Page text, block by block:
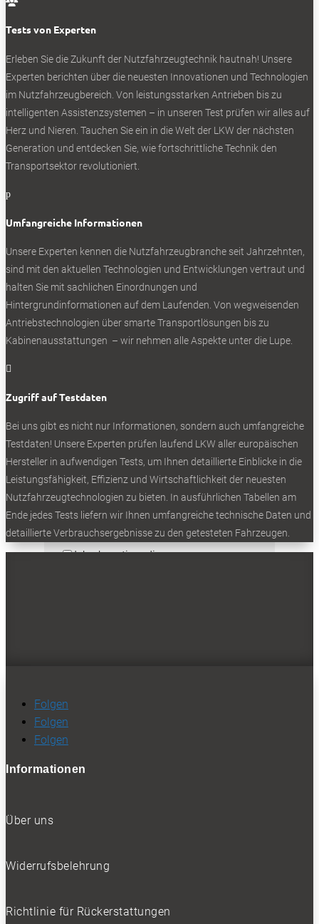
spürbaren Abstriche geben. Jene
480-PS-Versionen des 12,8-Liter-Motors OM471
für 200 Nm zusätzlich in den Gängen 7 bis 12 –
was das niedrigere Drehzahlniveau am Berg
kompensieren sollte.
Detail am Rande: Die strömungsgünstigen
Standardbereifung.
NEWSLETTER
Erhalten Sie die neuesten News und
Hinweise auf aktuelle Tests direkt in Ihren
Posteingang
Ich akzeptiere die
Tests von Experten
Erleben Sie die Zukunft der Nutzfahrzeugtechnik hautnah! Unsere
Experten berichten über die neuesten Innovationen und Technologien
im Nutzfahrzeugbereich. Von leistungsstarken Antrieben bis zu
intelligenten Assistenzsystemen – in unseren Test prüfen wir alles auf
Herz und Nieren. Tauchen Sie ein in die Welt der LKW der nächsten
Generation und entdecken Sie, wie fortschrittliche Technik den
Transportsektor revolutioniert.
p
Umfangreiche Informationen
Unsere Experten kennen die Nutzfahrzeugbranche seit Jahrzehnten,
sind mit den aktuellen Technologien und Entwicklungen vertraut und
halten Sie mit sachlichen Einordnungen und
Hintergrundinformationen auf dem Laufenden. Von wegweisenden
Antriebstechnologien über smarte Transportlösungen bis zu
Kabinenausstattungen – wir nehmen alle Aspekte unter die Lupe.

Zugriff auf Testdaten
Bei uns gibt es nicht nur Informationen, sondern auch umfangreiche
Testdaten! Unsere Experten prüfen laufend LKW aller europäischen
Hersteller in aufwendigen Tests, um Ihnen detaillierte Einblicke in die
Leistungsfähigkeit, Effizienz und Wirtschaftlichkeit der neuesten
Nutzfahrzeugtechnologien zu bieten. In ausführlichen Tabellen am
Ende jedes Tests liefern wir Ihnen umfangreiche technische Daten und
detaillierte Verbrauchsergebnisse zu den getesteten Fahrzeugen.
Folgen
Folgen
Folgen
Informationen
Über uns
Widerrufsbelehrung
Richtlinie für Rückerstattungen